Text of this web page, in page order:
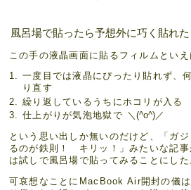
風呂場で貼ったら予想外に巧く貼れた
この手の液晶画面に貼るフィルムといえ
一度目では液晶にぴったり貼れず、
り直す
繰り返しているうちにホコリが入る
仕上がりが気泡地獄で ＼(^o^)／
という思い出しか無いのだけど、「ガ
るのが鉄則！ キリッ！」みたいな記事
は試しで風呂場で貼ってみることにした
可哀想なことにMacBook Air開封の儀